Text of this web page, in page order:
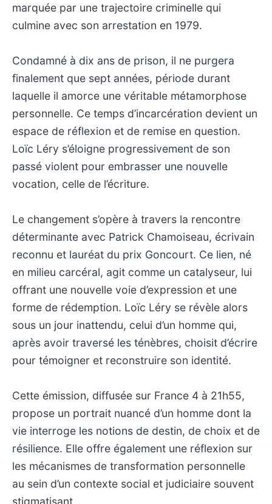
marquée par une trajectoire criminelle qui
culmine avec son arrestation en 1979.
Condamné à dix ans de prison, il ne purgera
finalement que sept années, période durant
laquelle il amorce une véritable métamorphose
personnelle. Ce temps d’incarcération devient un
espace de réflexion et de remise en question.
Loïc Léry s’éloigne progressivement de son
passé violent pour embrasser une nouvelle
vocation, celle de l’écriture.
Le changement s’opère à travers la rencontre
déterminante avec Patrick Chamoiseau, écrivain
reconnu et lauréat du prix Goncourt. Ce lien, né
en milieu carcéral, agit comme un catalyseur, lui
offrant une nouvelle voie d’expression et une
forme de rédemption. Loïc Léry se révèle alors
sous un jour inattendu, celui d’un homme qui,
après avoir traversé les ténèbres, choisit d’écrire
pour témoigner et reconstruire son identité.
Cette émission, diffusée sur France 4 à 21h55,
propose un portrait nuancé d’un homme dont la
vie interroge les notions de destin, de choix et de
résilience. Elle offre également une réflexion sur
les mécanismes de transformation personnelle
au sein d’un contexte social et judiciaire souvent
stigmatisant.